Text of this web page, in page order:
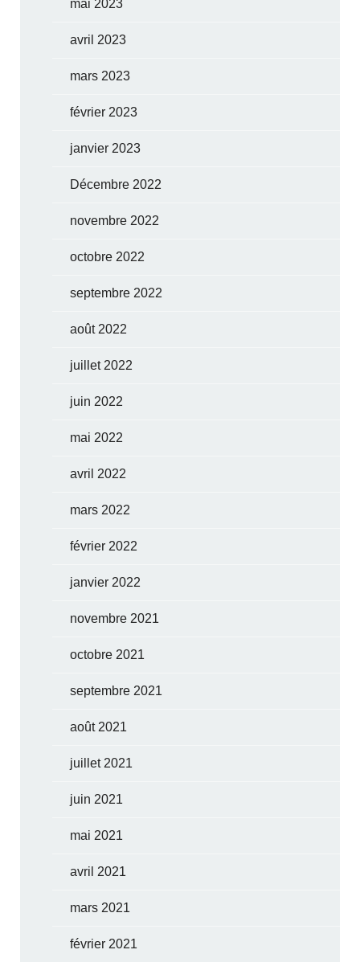
mai 2023
avril 2023
mars 2023
février 2023
janvier 2023
Décembre 2022
novembre 2022
octobre 2022
septembre 2022
août 2022
juillet 2022
juin 2022
mai 2022
avril 2022
mars 2022
février 2022
janvier 2022
novembre 2021
octobre 2021
septembre 2021
août 2021
juillet 2021
juin 2021
mai 2021
avril 2021
mars 2021
février 2021